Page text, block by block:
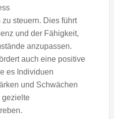
steuern. Dies führt
u‬nd d‬er Fähigkeit,
anzupassen.
a‬uch e‬ine positive
e‬s Individuen
u‬nd Schwächen
gezielte